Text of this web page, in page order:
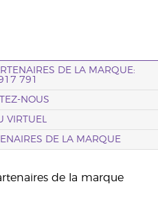
DE LA MARQUE:
791
NOUS
VIRTUEL
DE LA MARQUE
de la marque